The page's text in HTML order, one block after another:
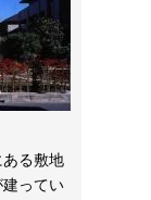
る敷地
ってい